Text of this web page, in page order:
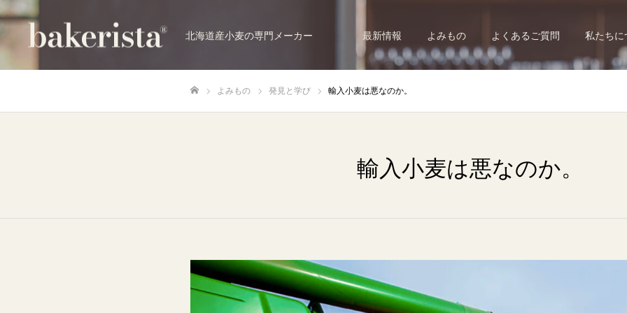
北海道産小麦の専門メーカー 最新情報 よみもの よくあるご質問 私たちに
よみもの 発見と学び 輸入小麦は悪なのか。
輸入小麦は悪なのか。